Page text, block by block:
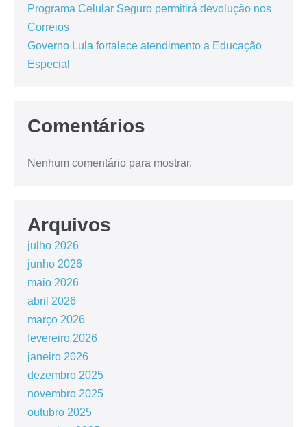
Programa Celular Seguro permitirá devolução nos
Correios
Governo Lula fortalece atendimento a Educação
Especial
Comentários
Nenhum comentário para mostrar.
Arquivos
julho 2026
junho 2026
maio 2026
abril 2026
março 2026
fevereiro 2026
janeiro 2026
dezembro 2025
novembro 2025
outubro 2025